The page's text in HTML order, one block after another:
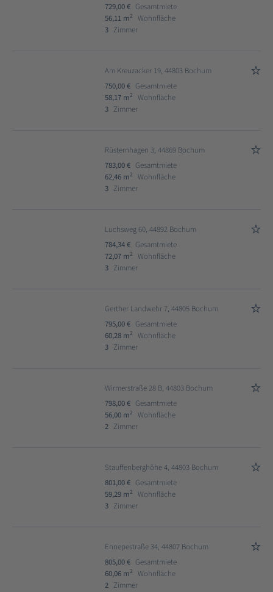
729,00 € Gesamtmiete
56,11 m2
Wohnfläche
3 Zimmer
Am Kreuzacker 19, 44803 Bochum
750,00 € Gesamtmiete
58,17 m2
Wohnfläche
3 Zimmer
Rüsternhagen 3, 44869 Bochum
783,00 € Gesamtmiete
62,46 m2
Wohnfläche
3 Zimmer
Luchsweg 60, 44892 Bochum
784,34 € Gesamtmiete
72,07 m2
Wohnfläche
3 Zimmer
Gerther Landwehr 7, 44805 Bochum
795,00 € Gesamtmiete
60,28 m2
Wohnfläche
3 Zimmer
Wirmerstraße 28 B, 44803 Bochum
798,00 € Gesamtmiete
56,00 m2
Wohnfläche
2 Zimmer
Stauffenberghöhe 4, 44803 Bochum
801,00 € Gesamtmiete
59,29 m2
Wohnfläche
3 Zimmer
Ennepestraße 34, 44807 Bochum
805,00 € Gesamtmiete
60,06 m2
Wohnfläche
2 Zimmer